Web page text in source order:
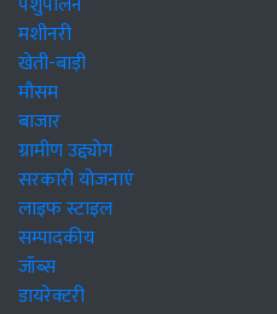
मशीनरी
खेती-बाड़ी
मौसम
बाजार
ग्रामीण उद्द्योग
सरकारी योजनाएं
लाइफ स्टाइल
सम्पादकीय
जॉब्स
डायरेक्टरी